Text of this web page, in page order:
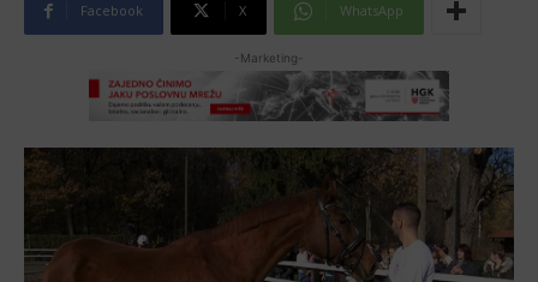
Facebook X WhatsApp
-Marketing-